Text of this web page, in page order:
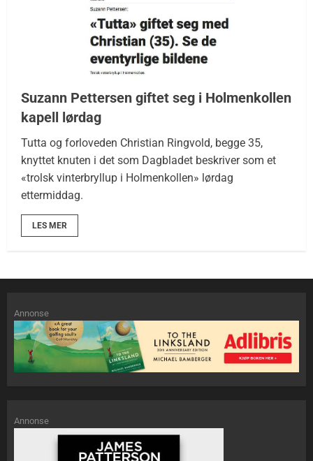
Suzann Pettersen giftet seg i Holmenkollen
kapell lørdag
Tutta og forloveden Christian Ringvold, begge 35,
knyttet knuten i det som Dagbladet beskriver som et
«trolsk vinterbryllup i Holmenkollen» lørdag
ettermiddag.
LES MER
Annonse
Annonse